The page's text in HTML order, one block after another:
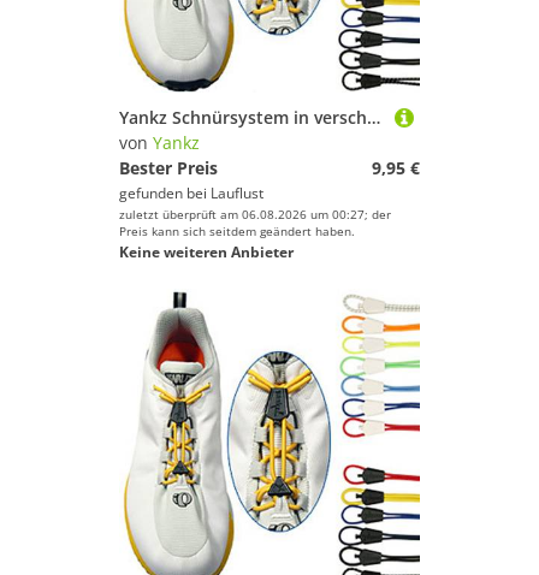
Yankz Schnürsystem in verschiedenen Farben
von Yankz
Bester Preis
9,95 €
gefunden bei Lauflust
zuletzt überprüft am 06.08.2026 um 00:27; der
Preis kann sich seitdem geändert haben.
Keine weiteren Anbieter